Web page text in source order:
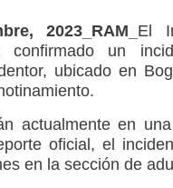
2023_RAM_ El
confirmado un
ubicado en
actualmente en
oficial, el
en la sección de